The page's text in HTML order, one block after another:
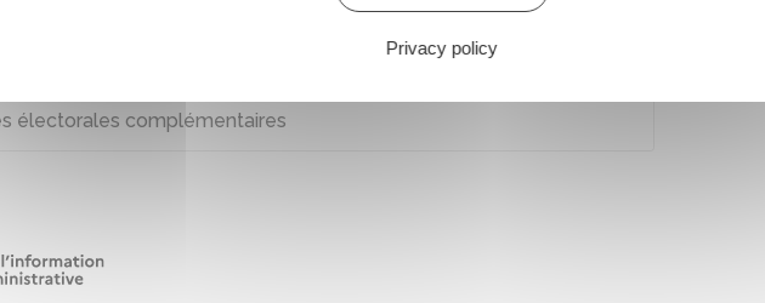
L30 à L32
du 21 novembre 2018 relative à la tenue des listes
électorales complémentaires
Privacy policy